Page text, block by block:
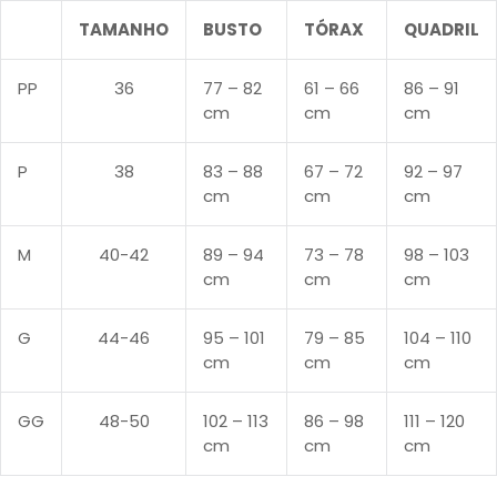
TAMANHO BUSTO TÓRAX QUADRIL
PP 36
77 – 82
cm
61 – 66
cm
86 – 91
cm
P 38
83 – 88
cm
67 – 72
cm
92 – 97
cm
M 40-42
89 – 94
cm
73 – 78
cm
98 – 103
cm
G 44-46
95 – 101
cm
79 – 85
cm
104 – 110
cm
GG 48-50
102 – 113
cm
86 – 98
cm
111 – 120
cm
Entrar
Lembre de mim Esqueceu a senha?
CONECTE-SE